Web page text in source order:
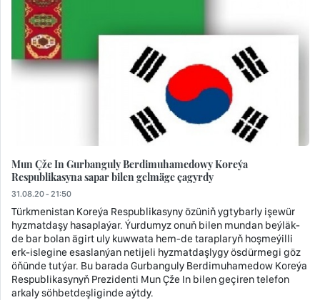
Mun Çže In Gurbanguly Berdimuhamedowy Koreýa
Respublikasyna sapar bilen gelmäge çagyrdy
31.08.20 - 21:50
Türkmenistan Koreýa Respublikasyny özüniň ygtybarly işewür
hyzmatdaşy hasaplaýar. Ýurdumyz onuň bilen mundan beýläk-
de bar bolan ägirt uly kuwwata hem-de taraplaryň hoşmeýilli
erk-islegine esaslanýan netijeli hyzmatdaşlygy ösdürmegi göz
öňünde tutýar. Bu barada Gurbanguly Berdimuhamedow Koreýa
Respublikasynyň Prezidenti Mun Çže In bilen geçiren telefon
arkaly söhbetdeşliginde aýtdy.